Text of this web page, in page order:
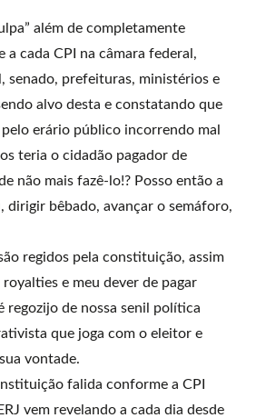
além de completamente
a cada CPI na câmara federal,
senado, prefeituras, ministérios e
alvo desta e constatando que
pelo erário público incorrendo mal
teria o cidadão pagador de
não mais fazê-lo!? Posso então a
dirigir bêbado, avançar o semáforo,
regidos pela constituição, assim
e meu dever de pagar
regozijo de nossa senil política
que joga com o eleitor e
vontade.
falida conforme a CPI
vem revelando a cada dia desde